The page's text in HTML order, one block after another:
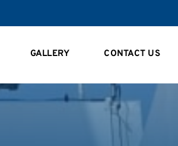
GALLERY CONTACT US